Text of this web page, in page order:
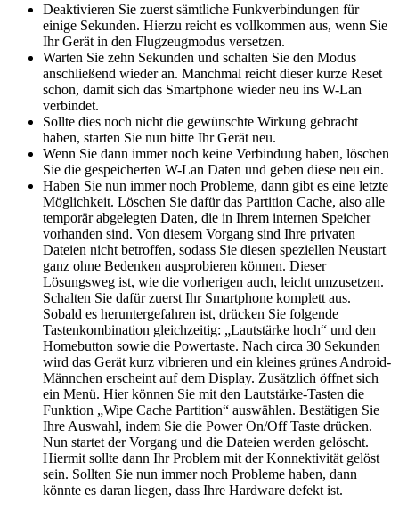
Deaktivieren Sie zuerst sämtliche Funkverbindungen für
einige Sekunden. Hierzu reicht es vollkommen aus, wenn Sie
Ihr Gerät in den Flugzeugmodus versetzen.
Warten Sie zehn Sekunden und schalten Sie den Modus
anschließend wieder an. Manchmal reicht dieser kurze Reset
schon, damit sich das Smartphone wieder neu ins W-Lan
verbindet.
Sollte dies noch nicht die gewünschte Wirkung gebracht
haben, starten Sie nun bitte Ihr Gerät neu.
Wenn Sie dann immer noch keine Verbindung haben, löschen
Sie die gespeicherten W-Lan Daten und geben diese neu ein.
Haben Sie nun immer noch Probleme, dann gibt es eine letzte
Möglichkeit. Löschen Sie dafür das Partition Cache, also alle
temporär abgelegten Daten, die in Ihrem internen Speicher
vorhanden sind. Von diesem Vorgang sind Ihre privaten
Dateien nicht betroffen, sodass Sie diesen speziellen Neustart
ganz ohne Bedenken ausprobieren können. Dieser
Lösungsweg ist, wie die vorherigen auch, leicht umzusetzen.
Schalten Sie dafür zuerst Ihr Smartphone komplett aus.
Sobald es heruntergefahren ist, drücken Sie folgende
Tastenkombination gleichzeitig: „Lautstärke hoch“ und den
Homebutton sowie die Powertaste. Nach circa 30 Sekunden
wird das Gerät kurz vibrieren und ein kleines grünes Android-
Männchen erscheint auf dem Display. Zusätzlich öffnet sich
ein Menü. Hier können Sie mit den Lautstärke-Tasten die
Funktion „Wipe Cache Partition“ auswählen. Bestätigen Sie
Ihre Auswahl, indem Sie die Power On/Off Taste drücken.
Nun startet der Vorgang und die Dateien werden gelöscht.
Hiermit sollte dann Ihr Problem mit der Konnektivität gelöst
sein. Sollten Sie nun immer noch Probleme haben, dann
könnte es daran liegen, dass Ihre Hardware defekt ist.